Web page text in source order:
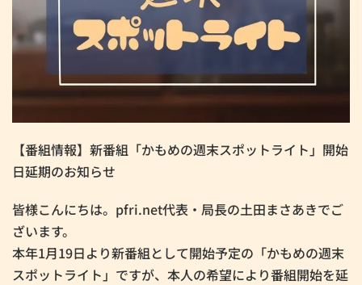
【番組情報】新番組「かもめの週末スポットライト」開始
日延期のお知らせ
皆様こんにちは。pfri.net代表・局長の土田まさあきでご
ざいます。
本年1月19日より新番組として開始予定の「かもめの週末
スポットライト」ですが、本人の希望により番組開始を延